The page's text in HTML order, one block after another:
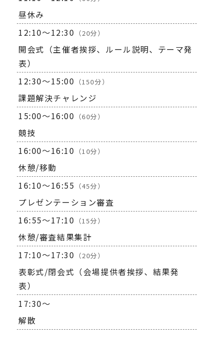
昼休み
12:10～12:30 （20分）
開会式（主催者挨拶、ルール説明、テーマ発
表）
12:30～15:00 （150分）
課題解決チャレンジ
15:00～16:00 （60分）
競技
16:00～16:10 （10分）
休憩/移動
16:10～16:55
（45分）
プレゼンテーション審査
16:55～17:10 （15分）
休憩/審査結果集計
17:10～17:30 （20分）
表彰式/閉会式（会場提供者挨拶、結果発
表）
17:30～
解散